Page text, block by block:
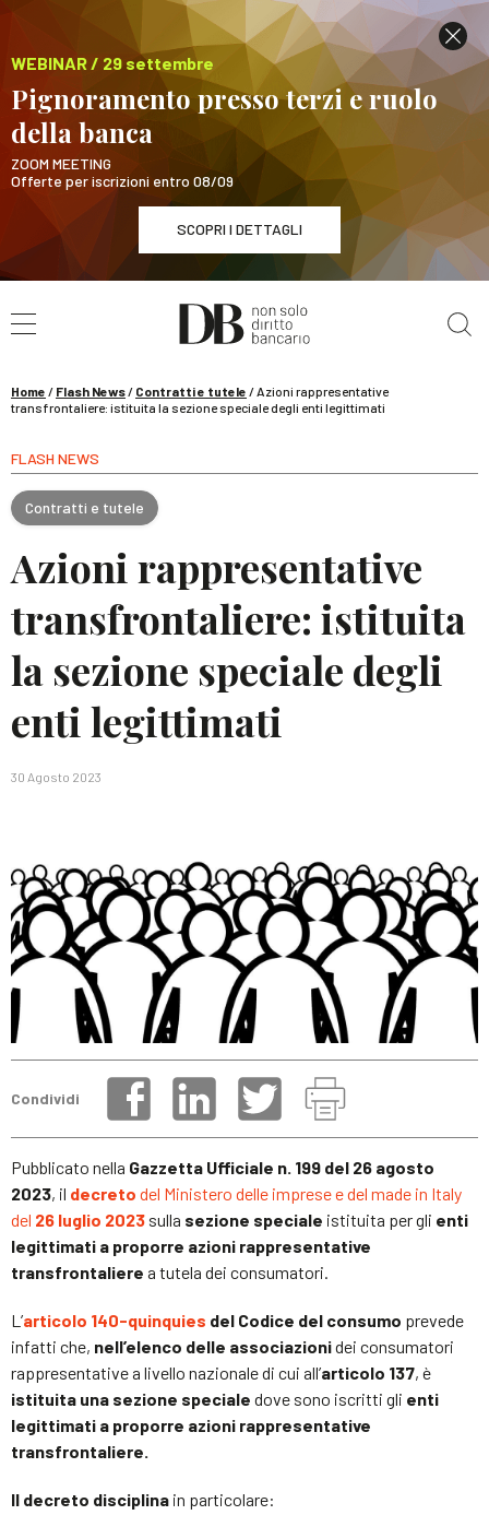
WEBINAR / 29 settembre
Pignoramento presso terzi e ruolo
della banca
ZOOM MEETING
Offerte per iscrizioni entro 08/09
SCOPRI I DETTAGLI
WEBINAR / 29 settembre
Pignoramento presso terzi e ruolo della banca
Home / Flash News/ Contratti e tutele /Azioni rappresentative
transfrontaliere: istituita la sezione speciale degli enti legittimati
FLASH NEWS
Contratti e tutele
Azioni rappresentative
transfrontaliere: istituita
la sezione speciale degli
enti legittimati
30 Agosto 2023
Condividi
Pubblicato nella Gazzetta Ufficiale n. 199 del 26 agosto
2023, il decreto del Ministero delle imprese e del made in Italy
del 26 luglio 2023 sulla sezione speciale istituita per gli enti
legittimati a proporre azioni rappresentative
transfrontaliere a tutela dei consumatori.
L’articolo 140-quinquies del Codice del consumo prevede
infatti che, nell’elenco delle associazionidei consumatori
rappresentative a livello nazionale di cui all’articolo 137, è
istituita una sezione speciale dove sono iscritti gli enti
legittimati a proporre azioni rappresentative
transfrontaliere.
Il decreto disciplina in particolare: